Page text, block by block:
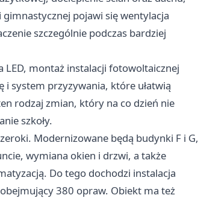
pojawi się wentylacja
szczególnie podczas bardziej
montaż instalacji fotowoltaicznej
i system przyzywania, które ułatwią
rodzaj zmian, który na co dzień nie
szkoły.
Modernizowane będą budynki F i G,
wymiana okien i drzwi, a także
Do tego dochodzi instalacja
380 opraw. Obiekt ma też